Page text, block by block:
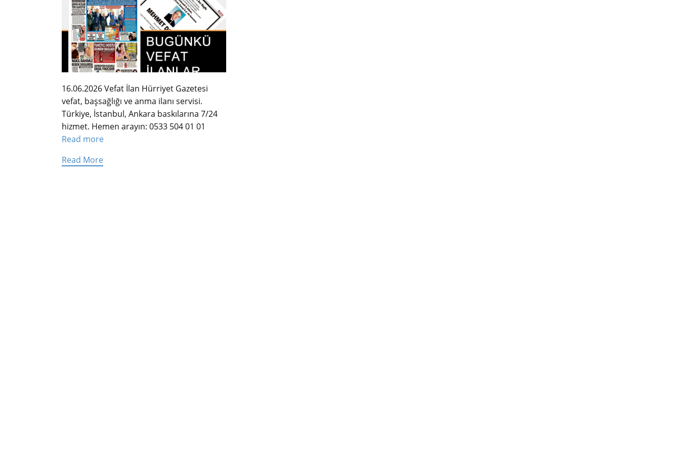
16.06.2026 Vefat İlan Hürriyet Gazetesi
vefat, başsağlığı ve anma ilanı servisi.
Türkiye, İstanbul, Ankara baskılarına 7/24
hizmet. Hemen arayın: 0533 504 01 01
Read more
Read More